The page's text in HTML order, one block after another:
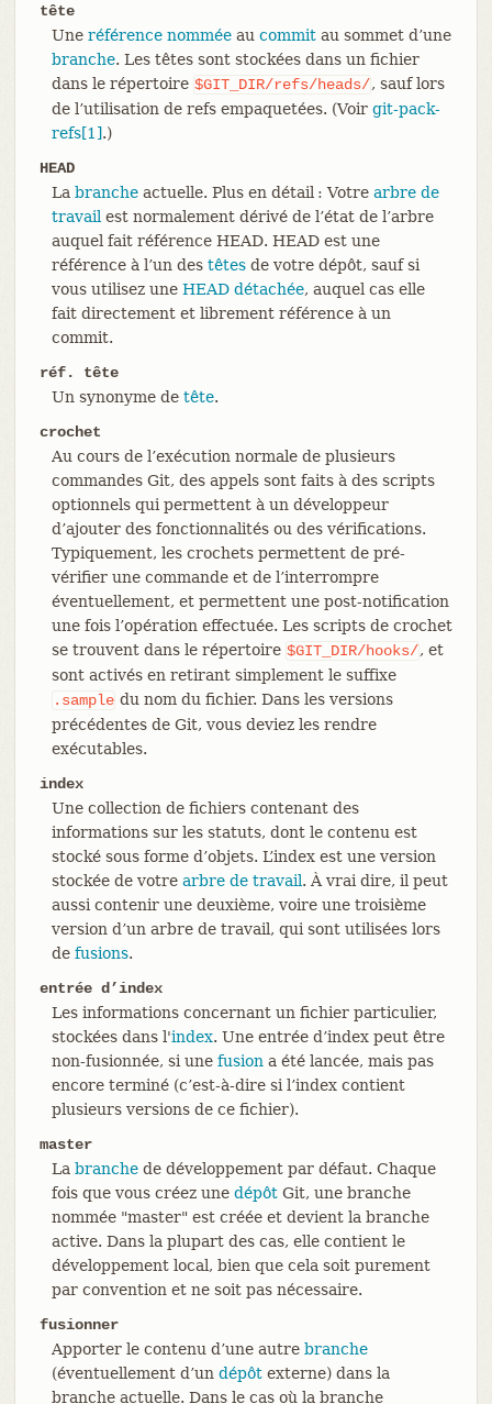
tête
Une référence nomméeau commitau sommet d’une
branche. Les têtes sont stockées dans un fichier
dans le répertoire $GIT_DIR/refs/heads/, sauf lors
de l’utilisation de refs empaquetées. (Voir git-pack-
refs[1].)
HEAD
La brancheactuelle. Plus en détail : Votre arbre de
travail est normalement dérivé de l’état de l’arbre
auquel fait référence HEAD. HEAD est une
référence à l’un des têtesde votre dépôt, sauf si
vous utilisez une HEAD détachée, auquel cas elle
fait directement et librement référence à un
commit.
réf. tête
Un synonyme de tête.
crochet
Au cours de l’exécution normale de plusieurs
commandes Git, des appels sont faits à des scripts
optionnels qui permettent à un développeur
d’ajouter des fonctionnalités ou des vérifications.
Typiquement, les crochets permettent de pré-
vérifier une commande et de l’interrompre
éventuellement, et permettent une post-notification
une fois l’opération effectuée. Les scripts de crochet
se trouvent dans le répertoire $GIT_DIR/hooks/, et
sont activés en retirant simplement le suffixe
.sample du nom du fichier. Dans les versions
précédentes de Git, vous deviez les rendre
exécutables.
index
Une collection de fichiers contenant des
informations sur les statuts, dont le contenu est
stocké sous forme d’objets. L’index est une version
stockée de votre arbre de travail. À vrai dire, il peut
aussi contenir une deuxième, voire une troisième
version d’un arbre de travail, qui sont utilisées lors
de fusions.
entrée d’index
Les informations concernant un fichier particulier,
stockées dans l'index. Une entrée d’index peut être
non-fusionnée, si une fusion a été lancée, mais pas
encore terminé (c’est-à-dire si l’index contient
plusieurs versions de ce fichier).
master
La branchede développement par défaut. Chaque
fois que vous créez une dépôtGit, une branche
nommée "master" est créée et devient la branche
active. Dans la plupart des cas, elle contient le
développement local, bien que cela soit purement
par convention et ne soit pas nécessaire.
fusionner
Apporter le contenu d’une autre branche
(éventuellement d’un dépôtexterne) dans la
branche actuelle. Dans le cas où la branche